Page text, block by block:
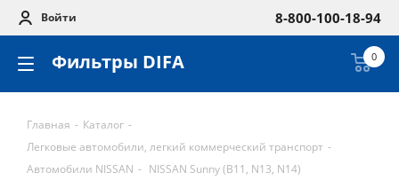
Войти 8-800-100-18-94
Фильтры DIFA 0
Главная - Каталог -
Легковые автомобили, легкий коммерческий транспорт -
Автомобили NISSAN - NISSAN Sunny (B11, N13, N14)